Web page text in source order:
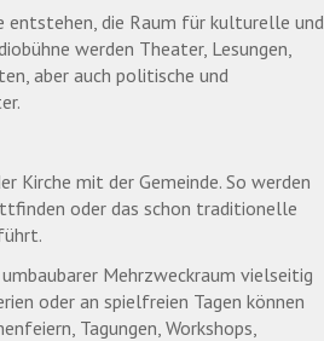
die Raum für kulturelle und
werden Theater, Lesungen,
aber auch politische und
Kirche mit der Gemeinde. So werden
oder das schon traditionelle
Mehrzweckraum vielseitig
oder an spielfreien Tagen können
Tagungen, Workshops,